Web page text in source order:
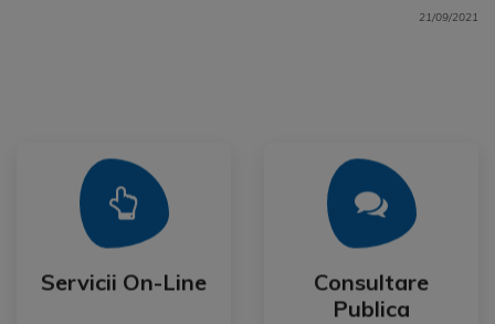
21/09/2021
Servicii On-Line
Servicii On-Line
Mai Mult
Consultare
Publica
Consultare
Publica
Mai Mult